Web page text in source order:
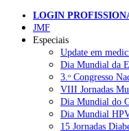
LOGIN
JMF
Especiais
Update em
Dia Mundial da
3.ᵒ Congresso
VIII Jornadas
Dia Mundial do
Dia Mundial
15 Jornadas